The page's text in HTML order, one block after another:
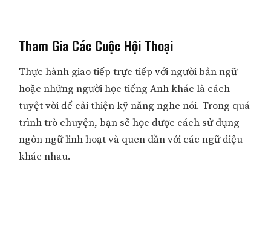
Tham Gia Các Cuộc Hội Thoại
Thực hành giao tiếp trực tiếp với người bản ngữ
hoặc những người học tiếng Anh khác là cách
tuyệt vời để cải thiện kỹ năng nghe nói. Trong quá
trình trò chuyện, bạn sẽ học được cách sử dụng
ngôn ngữ linh hoạt và quen dần với các ngữ điệu
khác nhau.